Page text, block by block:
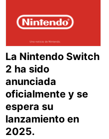
La Nintendo Switch
2 ha sido
anunciada
oficialmente y se
espera su
lanzamiento en
2025.